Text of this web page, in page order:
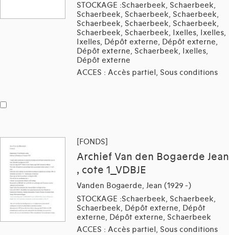
STOCKAGE :Schaerbeek, Schaerbeek,
Schaerbeek, Schaerbeek, Schaerbeek,
Schaerbeek, Schaerbeek, Schaerbeek,
Schaerbeek, Schaerbeek, Ixelles, Ixelles,
Ixelles, Dépôt externe, Dépôt externe,
Dépôt externe, Schaerbeek, Ixelles,
Dépôt externe
ACCES : Accès partiel, Sous conditions
[FONDS]
Archief Van den Bogaerde Jean
, cote 1_VDBJE
Vanden Bogaerde, Jean (1929 -)
STOCKAGE :Schaerbeek, Schaerbeek,
Schaerbeek, Dépôt externe, Dépôt
externe, Dépôt externe, Schaerbeek
ACCES : Accès partiel, Sous conditions